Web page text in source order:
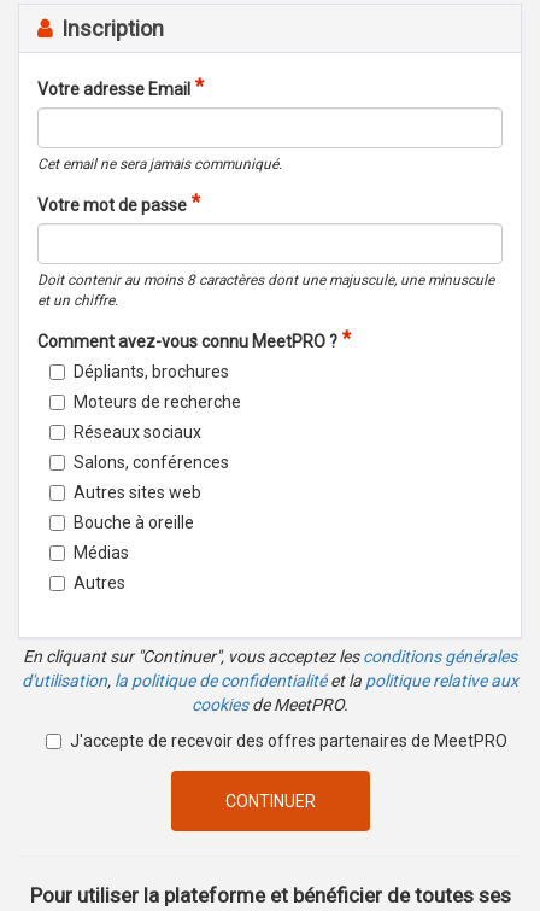
Inscription
Votre adresse Email
Cet email ne sera jamais communiqué.
Votre mot de passe
Doit contenir au moins 8 caractères dont une majuscule, une minuscule
et un chiffre.
Comment avez-vous connu MeetPRO ?
Dépliants, brochures
Moteurs de recherche
Réseaux sociaux
Salons, conférences
Autres sites web
Bouche à oreille
Médias
Autres
En cliquant sur "Continuer", vous acceptez lesconditions générales
d'utilisation, la politique de confidentialitéet la politique relative aux
cookiesde MeetPRO.
J'accepte de recevoir des offres partenaires de MeetPRO
CONTINUER
Pour utiliser la plateforme et bénéficier de toutes ses